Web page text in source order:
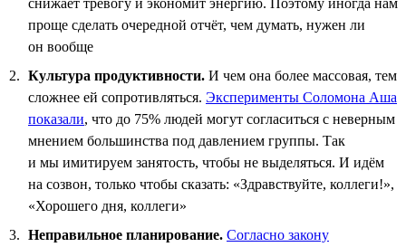
проще сделать очередной отчёт, чем думать, нужен ли
он вообще
Культура продуктивности. И чем она более массовая, тем
сложнее ей сопротивляться. Эксперименты Соломона Аша
показали, что до 75% людей могут согласиться с неверным
мнением большинства под давлением группы. Так
и мы имитируем занятость, чтобы не выделяться. И идём
на созвон, только чтобы сказать: «Здравствуйте, коллеги!»,
«Хорошего дня, коллеги»
Неправильное планирование. Согласно закону